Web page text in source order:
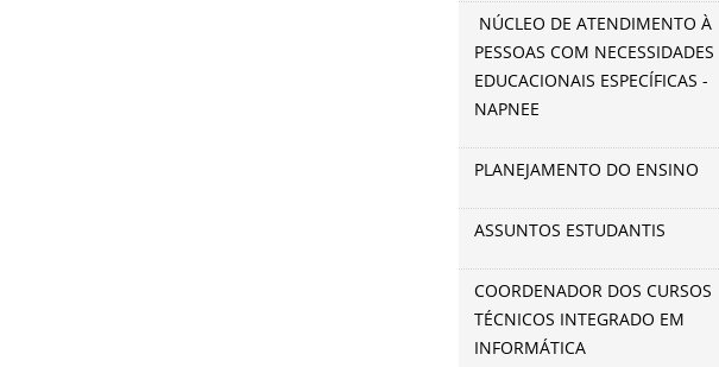
NÚCLEO DE ATENDIMENTO À
PESSOAS COM NECESSIDADES
EDUCACIONAIS ESPECÍFICAS -
NAPNEE
PLANEJAMENTO DO ENSINO
ASSUNTOS ESTUDANTIS
COORDENADOR DOS CURSOS
TÉCNICOS INTEGRADO EM
INFORMÁTICA